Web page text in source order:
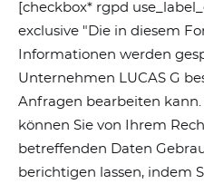
[checkbox* rgpd
exclusive "Die in diesem
Informationen werden
Unternehmen LUCAS G
Anfragen bearbeiten kann.
können Sie von Ihrem
betreffenden Daten
berichtigen lassen, indem